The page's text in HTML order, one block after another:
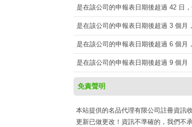
是在該公司的申報表日期後超過 42 日
是在該公司的申報表日期後超過 3 個月
是在該公司的申報表日期後超過 6 個月
是在該公司的申報表日期後超過 9 個月
免責聲明
本站提供的名品代理有限公司註冊資訊
更新已做更改！資訊不準確的，我們不